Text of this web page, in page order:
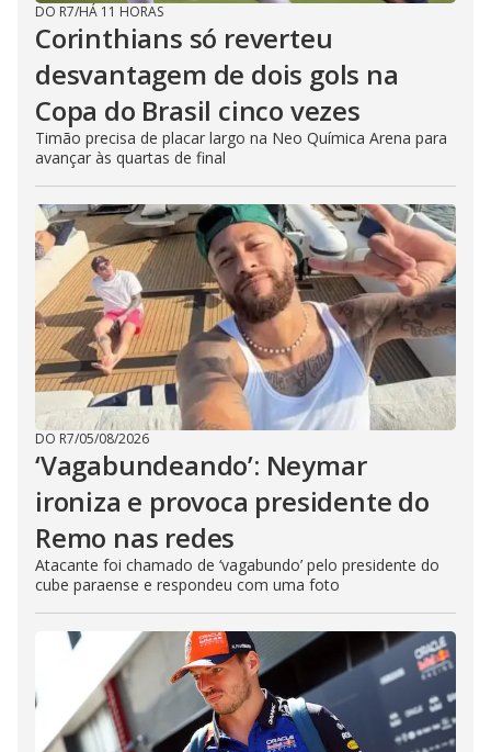
DO R7/HÁ 11 HORAS
Corinthians só reverteu
desvantagem de dois gols na
Copa do Brasil cinco vezes
Timão precisa de placar largo na Neo Química Arena para
avançar às quartas de final
DO R7/05/08/2026
‘Vagabundeando’: Neymar
ironiza e provoca presidente do
Remo nas redes
Atacante foi chamado de ‘vagabundo’ pelo presidente do
cube paraense e respondeu com uma foto